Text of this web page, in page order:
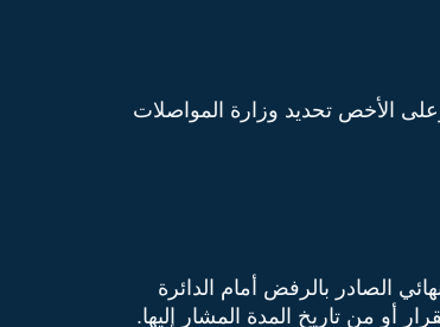
الأخص تحديد وزارة المواصلات
الصادر بالرفض أمام الدائرة